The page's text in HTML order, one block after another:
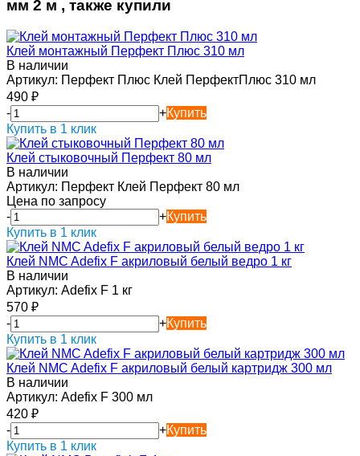
мм 2 м , также купили
Клей монтажный Перфект Плюс 310 мл
В наличии
Артикул: Перфект Плюс Клей ПерфектПлюс 310 мл
490 ₽
-
+Купить
Купить в 1 клик
Клей стыковочный Перфект 80 мл
В наличии
Артикул: Перфект Клей Перфект 80 мл
Цена по запросу
-
+Купить
Купить в 1 клик
Клей NMC Adefix F акриловый белый ведро 1 кг
В наличии
Артикул: Adefix F 1 кг
570 ₽
-
+Купить
Купить в 1 клик
Клей NMC Adefix F акриловый белый картридж 300 мл
В наличии
Артикул: Adefix F 300 мл
420 ₽
-
+Купить
Купить в 1 клик